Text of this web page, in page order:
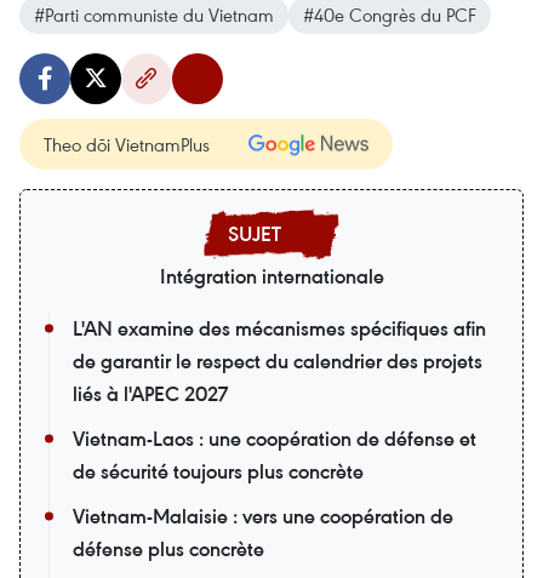
#Parti communiste du Vietnam
#40e Congrès du PCF
Theo dõi VietnamPlus
Intégration internationale
L'AN examine des mécanismes spécifiques afin
de garantir le respect du calendrier des projets
liés à l'APEC 2027
Vietnam-Laos : une coopération de défense et
de sécurité toujours plus concrète
Vietnam-Malaisie : vers une coopération de
défense plus concrète